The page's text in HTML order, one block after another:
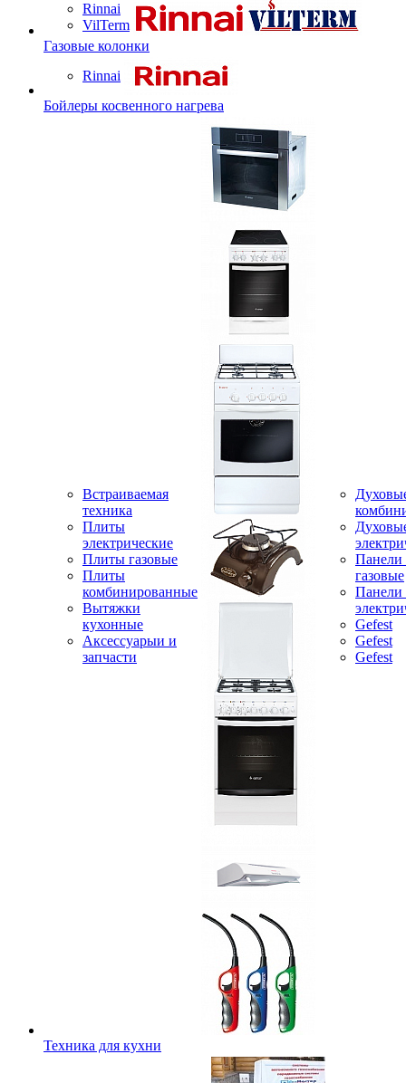
Rinnai
VilTerm
Газовые колонки
Rinnai
Бойлеры косвенного нагрева
Встраиваемая
техника
Плиты
электрические
Плиты газовые
Плиты
комбинированные
Вытяжки
кухонные
Аксессуарыи и
запчасти
Панели
газовые
Панели
Gefest
Gefest
Gefest
Техника для кухни